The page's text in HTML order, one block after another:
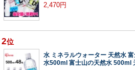
2,470円
2位
水 ミネラルウォーター 天然水
水500ml 富士山の天然水 500ml